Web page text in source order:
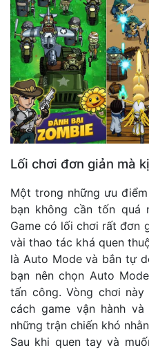
Lối chơi đơn giản mà
Một trong những ưu
bạn không cần tốn quá
Game có lối chơi rất đơn
vài thao tác khá quen
là Auto Mode và bắn tự
bạn nên chọn Auto
tấn công. Vòng chơi
cách game vận hành
những trận chiến khó
Sau khi quen tay và